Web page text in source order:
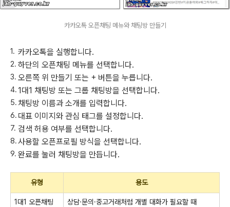
카카오톡 오픈채팅 메뉴와 채팅방 만들기
카카오톡을 실행합니다.
하단의 오픈채팅 메뉴를 선택합니다.
오른쪽 위 만들기 또는 + 버튼을 누릅니다.
1대1 채팅방 또는 그룹 채팅방을 선택합니다.
채팅방 이름과 소개를 입력합니다.
대표 이미지와 관심 태그를 설정합니다.
검색 허용 여부를 선택합니다.
사용할 오픈프로필 방식을 선택합니다.
완료를 눌러 채팅방을 만듭니다.
유형 용도
1대1 오픈채팅 상담·문의·중고거래처럼 개별 대화가 필요할 때